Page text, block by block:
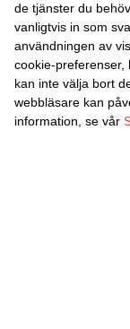
Danxen Män
Baldisimo #55 Vit
Bortatröja
2025/26 Tröjor T-
464,95Skr
de tjänster du
vanligtvis in som
användningen av
cookie-preferenser,
kan inte välja bort
webbläsare kan
information, se vår